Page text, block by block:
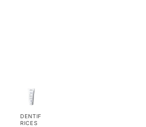
DENTIF
RICES